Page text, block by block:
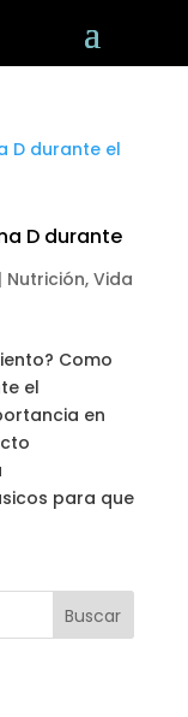
D durante
| Nutrición, Vida
Como
el
en
para que
Buscar